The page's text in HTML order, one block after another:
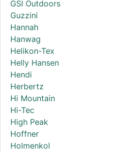
GSI Outdoors
Guzzini
Hannah
Hanwag
Helikon-Tex
Helly Hansen
Hendi
Herbertz
Hi Mountain
Hi-Tec
High Peak
Hoffner
Holmenkol